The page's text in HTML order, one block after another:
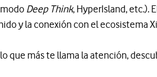
Deep Think, HyperIsland, etc.).
y la conexión con el ecosistema
que más te llama la atención,